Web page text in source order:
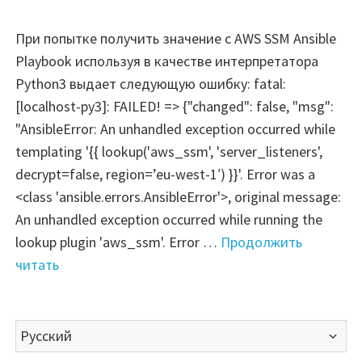
При попытке получить значение с AWS SSM Ansible
Playbook используя в качестве интерпретатора
Python3 выдает следующую ошибку: fatal:
[localhost-py3]: FAILED! => {"changed": false, "msg":
"AnsibleError: An unhandled exception occurred while
templating '{{ lookup('aws_ssm', 'server_listeners',
decrypt=false, region=’eu-west-1′) }}'. Error was a
<class 'ansible.errors.AnsibleError'>, original message:
An unhandled exception occurred while running the
lookup plugin 'aws_ssm'. Error … Продолжить
читать"FIX
Ansible
AWS
Выбрать
язык